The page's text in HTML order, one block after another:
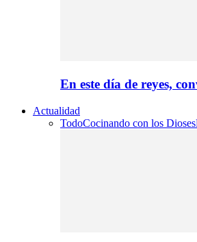
En este día de reyes,
Actualidad
TodoCocinando con los Dioses